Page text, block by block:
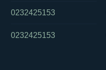
0232425153
0232425153